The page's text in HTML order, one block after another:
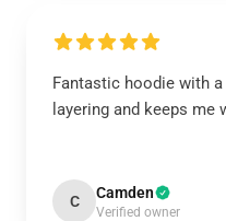
Fantastic hoodie with
layering and keeps me
C Camden
Verified owner